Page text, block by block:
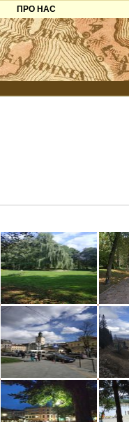
ПРО НАС
Контакти
Партнерам
Додати готель